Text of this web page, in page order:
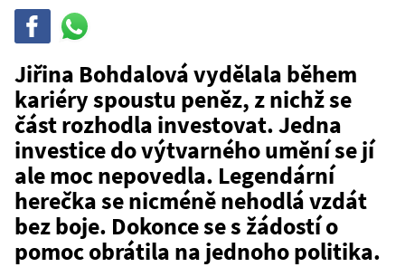
Sdílej
WhatsAppu
Jiřina Bohdalová vydělala během
kariéry spoustu peněz, z nichž se
část rozhodla investovat. Jedna
investice do výtvarného umění se jí
ale moc nepovedla. Legendární
herečka se nicméně nehodlá vzdát
bez boje. Dokonce se s žádostí o
pomoc obrátila na jednoho politika.